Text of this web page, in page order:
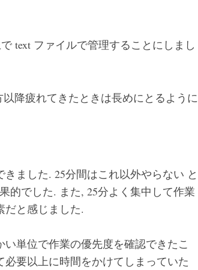
text ファイルで管理することにしまし
降疲れてきたときは長めにとるように
ました. 25分間はこれ以外やらない と
的でした. また, 25分よく集中して作業
だと感じました.
単位で作業の優先度を確認できたこ
要以上に時間をかけてしまっていた